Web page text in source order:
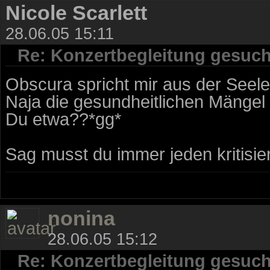
Nicole Scarlett
28.06.05 15:11
Re: Konzertbegleitung
Obscura spricht mir aus der
Naja die gesundheitlichen
Du etwa??*gg*
Sag musst du immer jeden
nonina
28.06.05 15:12
Re: Konzertbegleitung